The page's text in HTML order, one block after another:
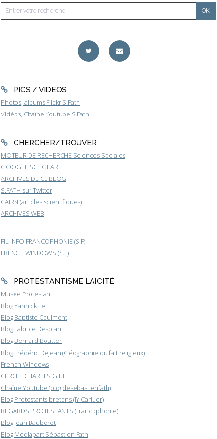
PICS / VIDEOS
Photos, albums Flickr S.Fath
Vidéos, Chaîne Youtube S.Fath
CHERCHER/TROUVER
MOTEUR DE RECHERCHE Sciences Sociales
GOOGLE SCHOLAR
ARCHIVES DE CE BLOG
S.FATH sur Twitter
CAIRN (articles scientifiques)
ARCHIVES WEB
FIL INFO FRANCOPHONIE (S.F)
FRENCH WINDOWS (S.F)
PROTESTANTISME LAÏCITÉ
Musée Protestant
Blog Yannick Fer
Blog Baptiste Coulmont
Blog Fabrice Desplan
Blog Bernard Boutter
Blog Frédéric Dejean (Géographie du fait religieux)
French Windows
CERCLE CHARLES GIDE
Chaîne Youtube (blogdesebastienfath)
Blog Protestants bretons (JY.Carluer)
REGARDS PROTESTANTS (Francophonie)
Blog Jean Baubérot
Blog Médiapart Sébastien Fath